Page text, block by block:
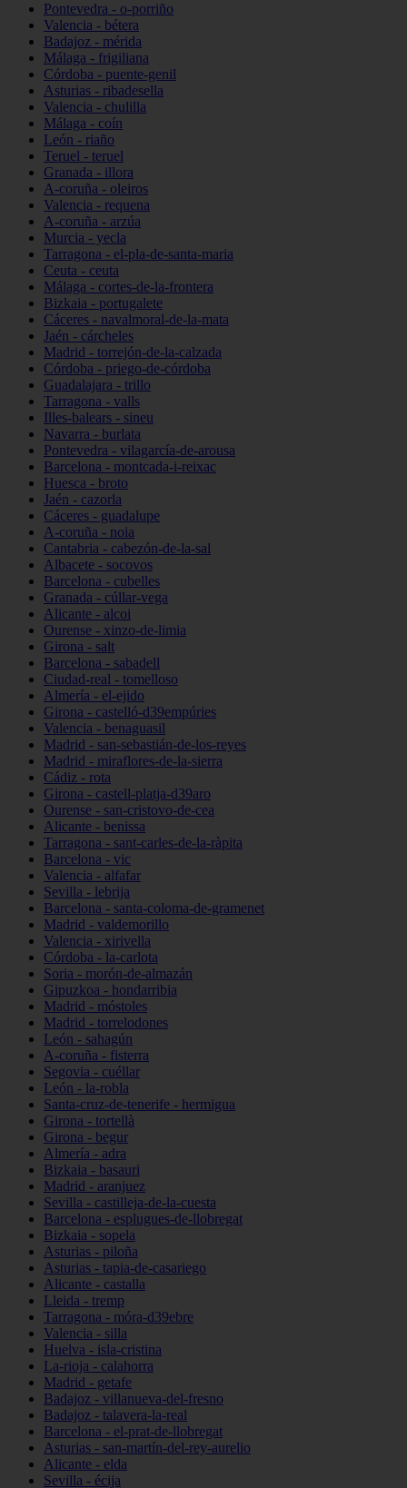
Pontevedra - o-porriño
Valencia - bétera
Badajoz - mérida
Málaga - frigiliana
Córdoba - puente-genil
Asturias - ribadesella
Valencia - chulilla
Málaga - coín
León - riaño
Teruel - teruel
Granada - illora
A-coruña - oleiros
Valencia - requena
A-coruña - arzúa
Murcia - yecla
Tarragona - el-pla-de-santa-maria
Ceuta - ceuta
Málaga - cortes-de-la-frontera
Bizkaia - portugalete
Cáceres - navalmoral-de-la-mata
Jaén - cárcheles
Madrid - torrejón-de-la-calzada
Córdoba - priego-de-córdoba
Guadalajara - trillo
Tarragona - valls
Illes-balears - sineu
Navarra - burlata
Pontevedra - vilagarcía-de-arousa
Barcelona - montcada-i-reixac
Huesca - broto
Jaén - cazorla
Cáceres - guadalupe
A-coruña - noia
Cantabria - cabezón-de-la-sal
Albacete - socovos
Barcelona - cubelles
Granada - cúllar-vega
Alicante - alcoi
Ourense - xinzo-de-limia
Girona - salt
Barcelona - sabadell
Ciudad-real - tomelloso
Almería - el-ejido
Girona - castelló-d39empúries
Valencia - benaguasil
Madrid - san-sebastián-de-los-reyes
Madrid - miraflores-de-la-sierra
Cádiz - rota
Girona - castell-platja-d39aro
Ourense - san-cristovo-de-cea
Alicante - benissa
Tarragona - sant-carles-de-la-ràpita
Barcelona - vic
Valencia - alfafar
Sevilla - lebrija
Barcelona - santa-coloma-de-gramenet
Madrid - valdemorillo
Valencia - xirivella
Córdoba - la-carlota
Soria - morón-de-almazán
Gipuzkoa - hondarribia
Madrid - móstoles
Madrid - torrelodones
León - sahagún
A-coruña - fisterra
Segovia - cuéllar
León - la-robla
Santa-cruz-de-tenerife - hermigua
Girona - tortellà
Girona - begur
Almería - adra
Bizkaia - basauri
Madrid - aranjuez
Sevilla - castilleja-de-la-cuesta
Barcelona - esplugues-de-llobregat
Bizkaia - sopela
Asturias - piloña
Asturias - tapia-de-casariego
Alicante - castalla
Lleida - tremp
Tarragona - móra-d39ebre
Valencia - silla
Huelva - isla-cristina
La-rioja - calahorra
Madrid - getafe
Badajoz - villanueva-del-fresno
Badajoz - talavera-la-real
Barcelona - el-prat-de-llobregat
Asturias - san-martín-del-rey-aurelio
Alicante - elda
Sevilla - écija